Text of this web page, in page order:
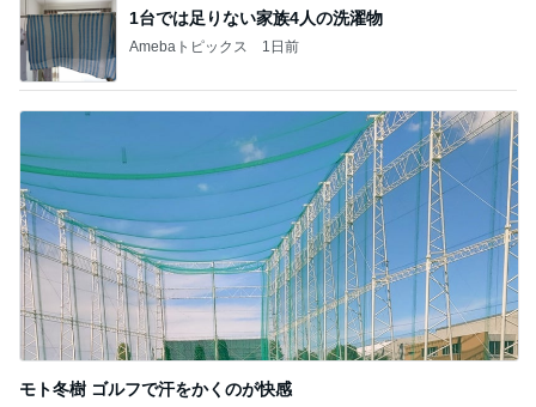
1台では足りない家族4人の洗濯物
Amebaトピックス 1日前
モト冬樹 ゴルフで汗をかくのが快感